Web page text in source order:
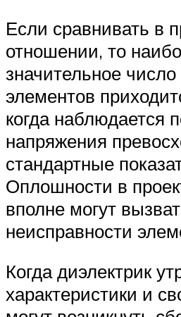
Если сравнивать в
отношении, то
значительное
элементов
когда наблюдается
напряжения
стандартные
Оплошности в
вполне могут
неисправности
Когда диэлектрик
характеристики и